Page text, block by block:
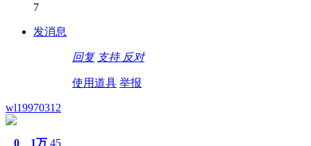
7
发消息
回复 支持 反对
使用道具 举报
wl19970312
0 1万 45